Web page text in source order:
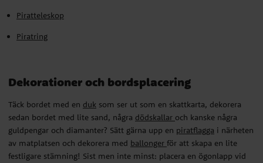
guldpengar och diamanter? Sätt gärna upp en
av matplatsen och dekorera med
Piratteleskop
Piratring
Dekorationer och bordsplacering
Täck bordet med en duk som ser ut som en skattkarta, dekorera
sedan bordet med lite sand, några dödskallar och kanske några
guldpengar och diamanter? Sätt gärna upp en piratflagga i närheten
av matplatsen och dekorera med ballonger för att skapa en lite
festligare stämning! Sist men inte minst: placera en ögonlapp vid